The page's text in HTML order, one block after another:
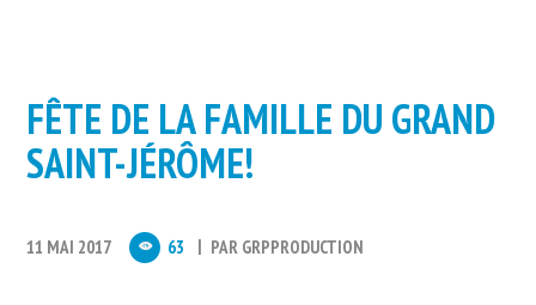
FÊTE DE LA FAMILLE DU GRAND
SAINT-JÉRÔME!
11 MAI 2017 63 PAR GRPPRODUCTION